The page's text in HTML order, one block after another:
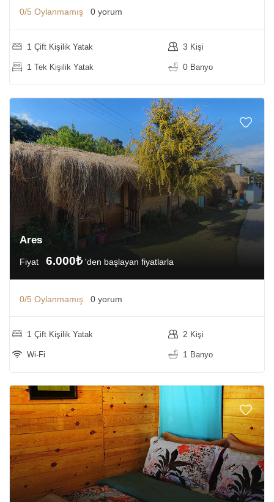
0/5 Oylanmamış 0 yorum
1 Çift Kişilik Yatak
1 Tek Kişilik Yatak
3 Kişi
0 Banyo
Ares
Fiyat 6.000₺ 'den başlayan fiyatlarla
0/5 Oylanmamış 0 yorum
1 Çift Kişilik Yatak
Wi-Fi
2 Kişi
1 Banyo